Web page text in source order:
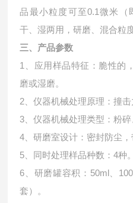
品最小粒度可至0.1微米（
干、湿两用，研磨、混合粒
三、产品参数
1、应用样品特征：脆性的
磨或湿磨。
2、仪器机械处理原理：撞击
3、仪器机械处理类型：粉碎
4、研磨室设计：密封防尘，
5、同时处理样品种数：4种。
6、研磨罐容积：50ml、
套）。